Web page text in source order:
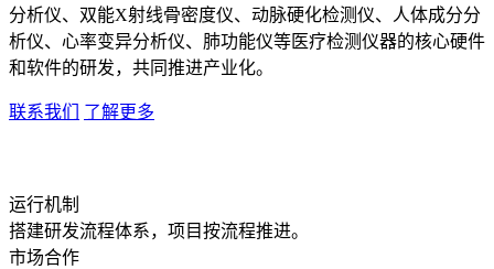
分析仪、双能X射线骨密度仪、动脉硬化检测仪、人体成分分
析仪、心率变异分析仪、肺功能仪等医疗检测仪器的核心硬件
和软件的研发，共同推进产业化。
联系我们 了解更多
运行机制
搭建研发流程体系，项目按流程推进。
市场合作